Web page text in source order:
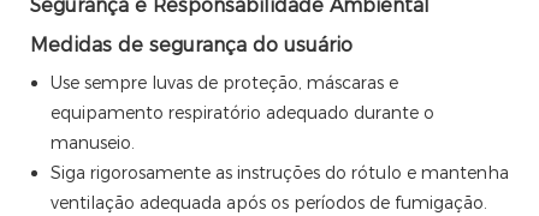
Segurança e Responsabilidade Ambiental
Medidas de segurança do usuário
Use sempre luvas de proteção, máscaras e
equipamento respiratório adequado durante o
manuseio.
Siga rigorosamente as instruções do rótulo e mantenha
ventilação adequada após os períodos de fumigação.